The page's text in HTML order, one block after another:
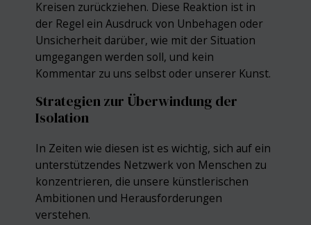
Kreisen zurückziehen. Diese Reaktion ist in
der Regel ein Ausdruck von Unbehagen oder
Unsicherheit darüber, wie mit der Situation
umgegangen werden soll, und kein
Kommentar zu uns selbst oder unserer Kunst.
Strategien zur Überwindung der
Isolation
In Zeiten wie diesen ist es wichtig, sich auf ein
unterstützendes Netzwerk von Menschen zu
konzentrieren, die unsere künstlerischen
Ambitionen und Herausforderungen
verstehen.